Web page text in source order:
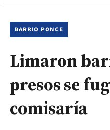
BARRIO PONCE
Limaron
presos se
comisaría